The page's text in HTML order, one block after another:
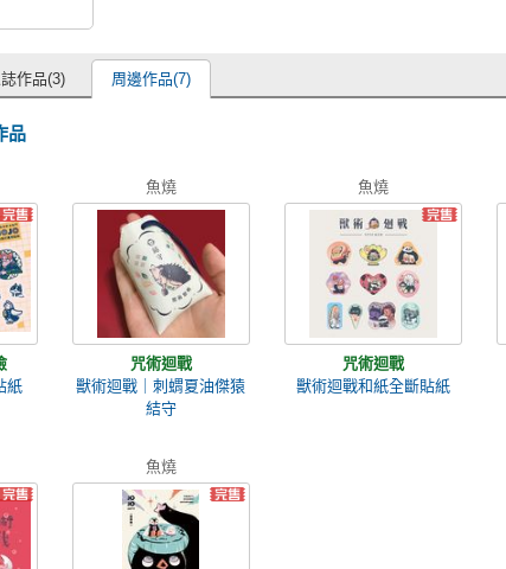
作品(3) 周邊作品(7)
品
紙
魚燒
咒術迴戰
獸術迴戰｜刺蝟夏油傑猿
結守
魚燒
咒術迴戰
獸術迴戰和紙全斷貼紙
魚燒